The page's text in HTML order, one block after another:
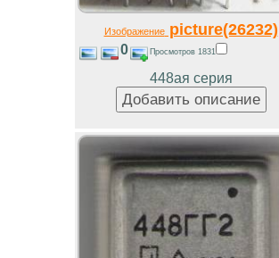
Изображениеpicture(26232)
0 Просмотров 1831
448ая серия